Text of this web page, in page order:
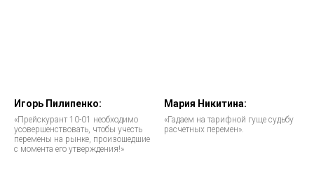
Игорь Пилипенко:
«Прейскурант 10-01 необходимо
усовершенствовать, чтобы учесть
перемены на рынке, произошедшие
с момента его утверждения!»
Мария Никитина:
«Гадаем на тарифной гуще судьбу
расчетных перемен».